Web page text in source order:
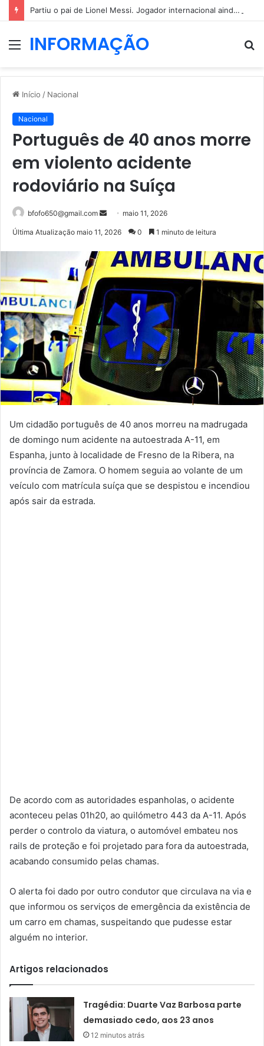
Partiu o pai de Lionel Messi. Jogador internacional ainda não reagiu
MenuINFORMAÇÃO
Início / Nacional
Nacional
Português de 40 anos morre
em violento acidente
rodoviário na Suíça
bfofo650@gmail.com
Mande
mail
maio 11, 2026
Última Atualização maio 11, 2026 0 1 minuto de leitura
Um cidadão português de 40 anos morreu na madrugada
de domingo num acidente na autoestrada A-11, em
Espanha, junto à localidade de Fresno de la Ribera, na
província de Zamora. O homem seguia ao volante de um
veículo com matrícula suíça que se despistou e incendiou
após sair da estrada.
De acordo com as autoridades espanholas, o acidente
aconteceu pelas 01h20, ao quilómetro 443 da A-11. Após
perder o controlo da viatura, o automóvel embateu nos
rails de proteção e foi projetado para fora da autoestrada,
acabando consumido pelas chamas.
O alerta foi dado por outro condutor que circulava na via e
que informou os serviços de emergência da existência de
um carro em chamas, suspeitando que pudesse estar
alguém no interior.
Artigos relacionados
Tragédia: Duarte Vaz Barbosa parte
demasiado cedo, aos 23 anos
12 minutos atrás